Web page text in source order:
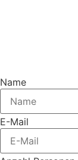
Name
E-Mail